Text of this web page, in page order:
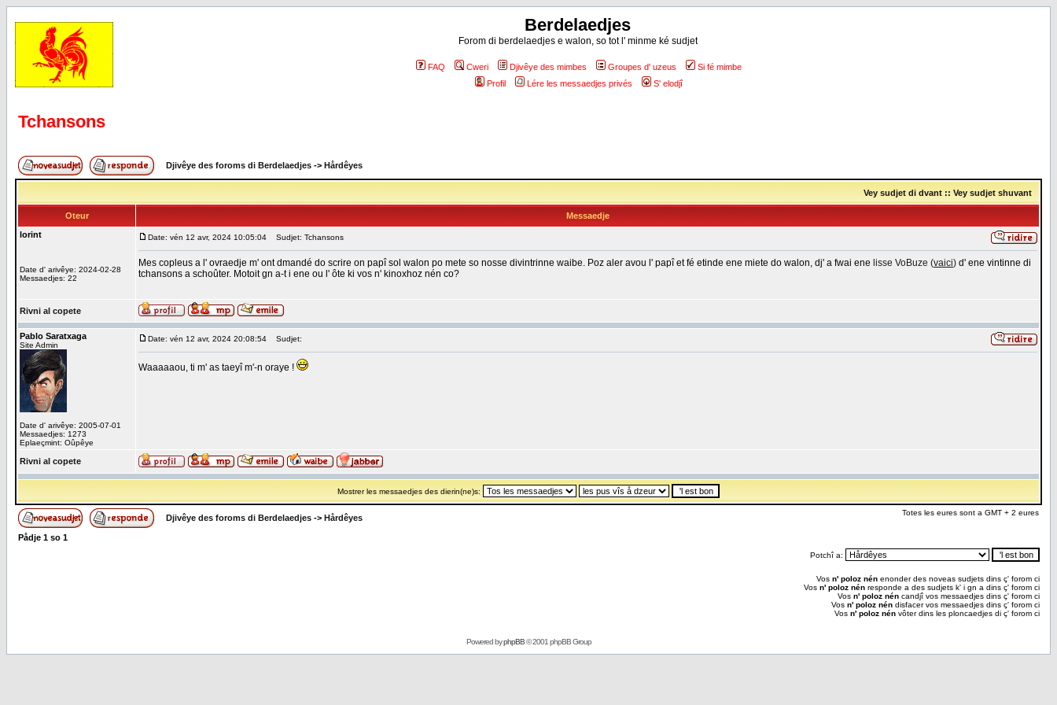
Berdelaedjes
Forom di berdelaedjes e walon, so tot l' minme ké sudjet
FAQ Cweri Djivêye des mimbes Groupes d' uzeus
Si fé mimbe
Profil
Lére les messaedjes privés S' elodjî
Tchansons
Djivêye des foroms di Berdelaedjes -> Hårdêyes
Vey sudjet di dvant :: Vey sudjet shuvant
Oteur
Messaedje
lorint
Date d' arivêye: 2024-02-28
Messaedjes: 22
Date: vén 12 avr, 2024 10:05:04 Sudjet: Tchansons
Mes copleus a l' ovraedje m' ont dmandé do scrire on papî sol walon po mete so nosse divintrinne waibe. Poz aler avou l' papî et fé etinde ene miete do walon, dj' a fwai ene lisse VoBuze (vaici) d' ene vintinne di
tchansons a schoûter. Motoit gn a-t i ene ou l' ôte ki vos n' kinoxhoz nén co?
Rivni al copete
Pablo Saratxaga
Site Admin
Date d' arivêye: 2005-07-01
Messaedjes: 1273
Eplaeçmint: Oûpêye
Date: vén 12 avr, 2024 20:08:54 Sudjet:
Waaaaaou, ti m' as taeyî m'-n oraye !
Rivni al copete
Mostrer les messaedjes des dierin(ne)s:
Djivêye des foroms di Berdelaedjes -> Hårdêyes
Totes les eures sont a GMT + 2 eures
Pådje 1 so 1
Potchî a:
Vos n' poloz nén enonder des noveas sudjets dins ç' forom ci
Vos n' poloz nén responde a des sudjets k' i gn a dins ç' forom ci
Vos n' poloz nén candjî vos messaedjes dins ç' forom ci
Vos n' poloz nén disfacer vos messaedjes dins ç' forom ci
Vos n' poloz nén vôter dins les ploncaedjes di ç' forom ci
Powered byphpBB© 2001 phpBB Group